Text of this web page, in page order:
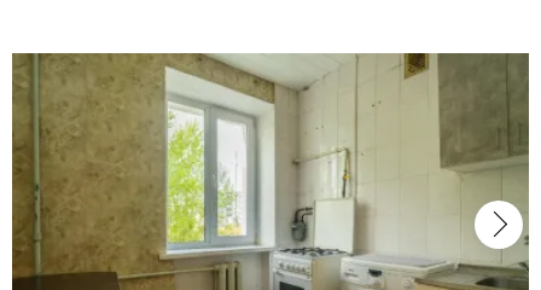
Комерческая недвижимость
Продажа коммерческой недвижимости
Аренда коммерческой недвижимости
Другие разделы
Новости